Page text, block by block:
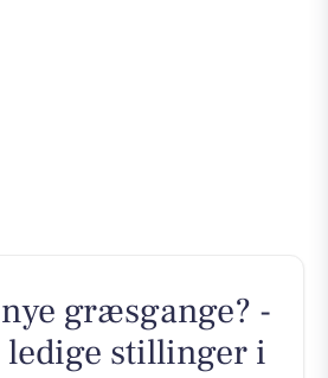
græsgange? -
ledige stillinger i